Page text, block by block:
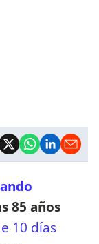
85 años
10 días